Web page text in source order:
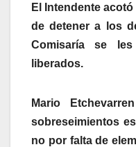
El Intendente
de detener a los
Comisaría se
liberados.
Mario
sobreseimientos
no por falta de